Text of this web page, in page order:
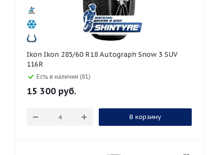
Ikon Ikon 285/60 R18 Autograph Snow 3 SUV
116R
Есть в наличии (81)
15 300 руб.
В корзину